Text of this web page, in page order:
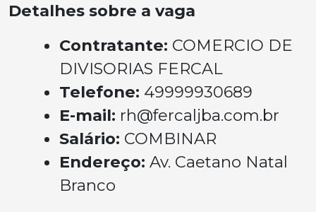
Detalhes sobre a vaga
Contratante: COMERCIO DE
DIVISORIAS FERCAL
Telefone: 49999930689
E-mail: rh@fercaljba.com.br
Salário: COMBINAR
Endereço: Av. Caetano Natal
Branco